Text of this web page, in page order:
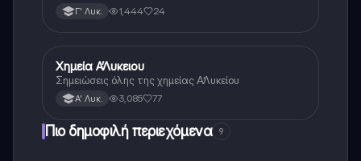
Γ' Λυκ. 1,444 24
Χημεία
Χημεία Α’Λυκειου
Σημειώσεις όλης της χημείας Α’Λυκείου
Α' Λυκ. 3,085 77
Πιο δημοφιλή περιεχόμενα 9